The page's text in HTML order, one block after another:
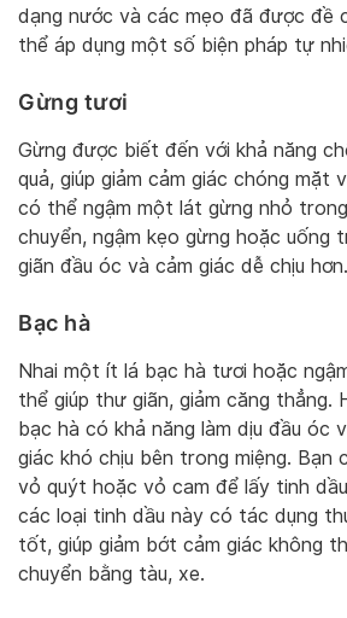
dạng nước và các mẹo đã được đề
thể áp dụng một số biện pháp tự
Gừng tươi
Gừng được biết đến với khả năng
quả, giúp giảm cảm giác chóng mặt
có thể ngậm một lát gừng nhỏ
chuyển, ngậm kẹo gừng hoặc uống
giãn đầu óc và cảm giác dễ chịu hơn.
Bạc hà
Nhai một ít lá bạc hà tươi hoặc
thể giúp thư giãn, giảm căng thẳng.
bạc hà có khả năng làm dịu đầu óc
giác khó chịu bên trong miệng. Bạn
vỏ quýt hoặc vỏ cam để lấy tinh
các loại tinh dầu này có tác dụng
tốt, giúp giảm bớt cảm giác không
chuyển bằng tàu, xe.